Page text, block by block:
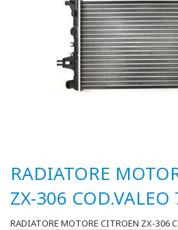
RADIATORE
ZX-306
RADIATORE MOTORE CITROEN ZX-306